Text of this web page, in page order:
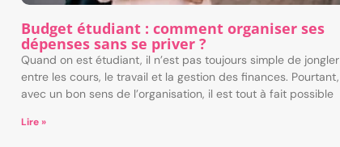
Budget étudiant : comment organiser ses
dépenses sans se priver ?
Quand on est étudiant, il n’est pas toujours simple de jongler
entre les cours, le travail et la gestion des finances. Pourtant,
avec un bon sens de l’organisation, il est tout à fait possible
Lire »